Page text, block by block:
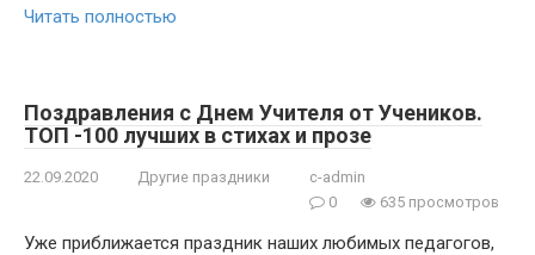
Читать полностью
Поздравления с Днем Учителя от Учеников.
ТОП -100 лучших в стихах и прозе
22.09.2020 Другие праздники
c-admin
0
635 просмотров
Уже приближается праздник наших любимых педагогов,